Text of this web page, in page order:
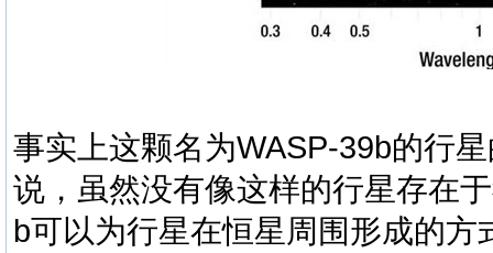
事实上这颗名为WASP-39b的行
说，虽然没有像这样的行星存在
b可以为行星在恒星周围形成的